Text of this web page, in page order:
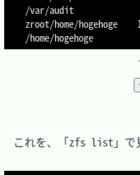
/var/audit
zroot/home/
これを、「zfs list」で